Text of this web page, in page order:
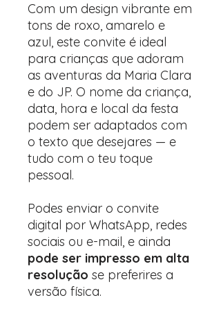
Com um design vibrante em
tons de roxo, amarelo e
azul, este convite é ideal
para crianças que adoram
as aventuras da Maria Clara
e do JP. O nome da criança,
data, hora e local da festa
podem ser adaptados com
o texto que desejares — e
tudo com o teu toque
pessoal.
Podes enviar o convite
digital por WhatsApp, redes
sociais ou e-mail, e ainda
pode ser impresso em alta
resolução se preferires a
versão física.